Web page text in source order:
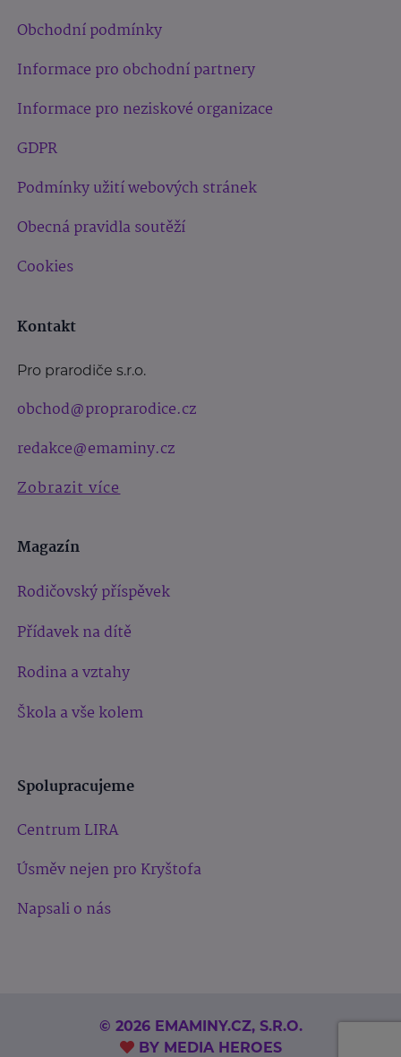
Obchodní podmínky
Informace pro obchodní partnery
Informace pro neziskové organizace
GDPR
Podmínky užití webových stránek
Obecná pravidla soutěží
Cookies
Kontakt
Pro prarodiče s.r.o.
obchod@proprarodice.cz
redakce@emaminy.cz
Zobrazit více
Magazín
Rodičovský příspěvek
Přídavek na dítě
Rodina a vztahy
Škola a vše kolem
Spolupracujeme
Centrum LIRA
Úsměv nejen pro Kryštofa
Napsali o nás
© 2026 EMAMINY.CZ, S.R.O.
BY MEDIA HEROES